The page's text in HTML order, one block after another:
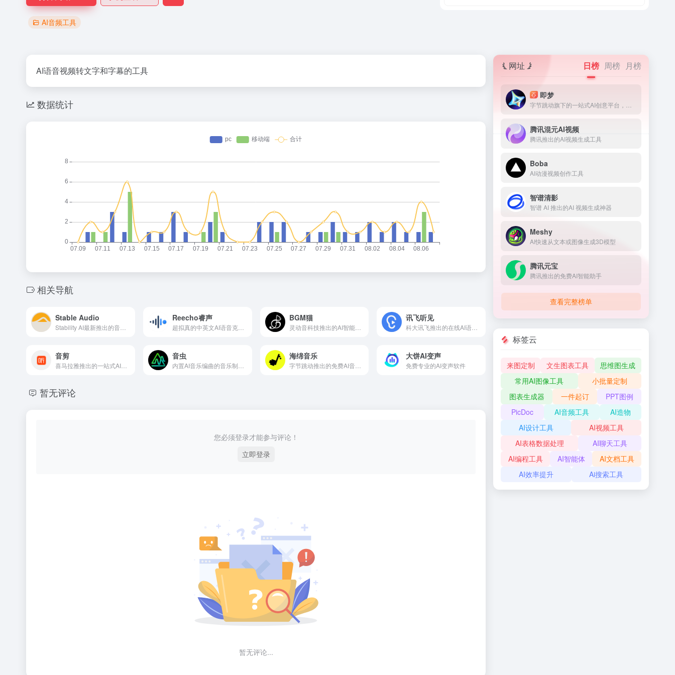
AI音频工具
AI语音视频转文字和字幕的工具
数据统计
相关导航
Stable Audio Reecho睿声 BGM猫
灵动音科技推出的AI智能生成BGM音乐
讯飞听见
音剪 音虫 海绵音乐
字节跳动推出的免费AI音乐创作和发现平台
大饼AI变声
免费专业的AI变声软件
暂无评论
您必须登录才能参与评论！
立即登录
暂无评论...
网址 日榜 周榜 月榜
即梦
腾讯混元AI视频
腾讯推出的AI视频生成工具
Boba
AI动漫视频创作工具
智谱清影
智谱 AI 推出的AI 视频生成神器
Meshy
AI快速从文本或图像生成3D模型
腾讯元宝
腾讯推出的免费AI智能助手
查看完整榜单
标签云
来图定制 文生图表工具
思维图生成
常用AI图像工具
小批量定制
图表生成器
一件起订
PPT图例
PicDoc
AI音频工具
AI造物
AI设计工具
AI视频工具
AI表格数据处理
AI聊天工具
AI编程工具
AI智能体
AI文档工具
AI效率提升
Ai搜索工具